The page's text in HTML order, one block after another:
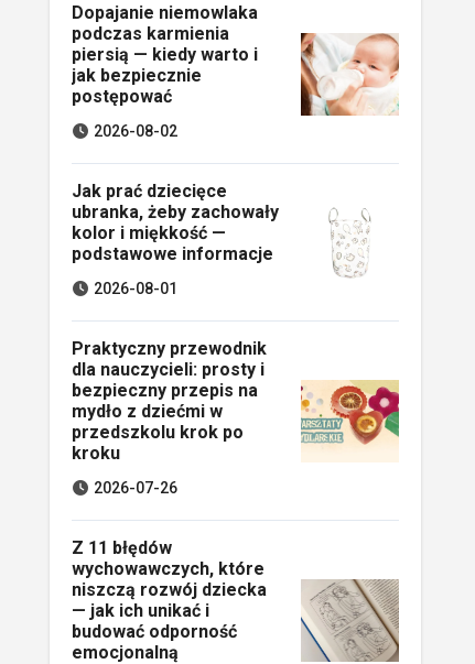
Dopajanie niemowlaka
podczas karmienia
piersią — kiedy warto i
jak bezpiecznie
postępować
2026-08-02
Jak prać dziecięce
ubranka, żeby zachowały
kolor i miękkość —
podstawowe informacje
2026-08-01
Praktyczny przewodnik
dla nauczycieli: prosty i
bezpieczny przepis na
mydło z dziećmi w
przedszkolu krok po
kroku
2026-07-26
Z 11 błędów
wychowawczych, które
niszczą rozwój dziecka
— jak ich unikać i
budować odporność
emocjonalną